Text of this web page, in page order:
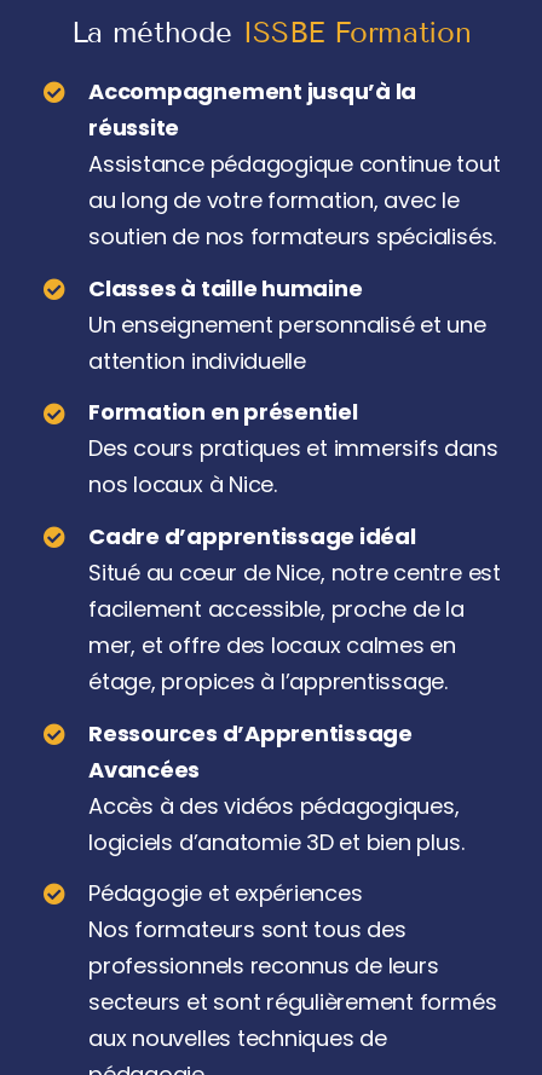
La méthode ISSBE Formation
Accompagnement jusqu’à la
réussite
Assistance pédagogique continue tout
au long de votre formation, avec le
soutien de nos formateurs spécialisés.
Classes à taille humaine
Un enseignement personnalisé et une
attention individuelle
Formation en présentiel
Des cours pratiques et immersifs dans
nos locaux à Nice.
Cadre d’apprentissage idéal
Situé au cœur de Nice, notre centre est
facilement accessible, proche de la
mer, et offre des locaux calmes en
étage, propices à l’apprentissage.
Ressources d’Apprentissage
Avancées
Accès à des vidéos pédagogiques,
logiciels d’anatomie 3D et bien plus.
Pédagogie et expériences
Nos formateurs sont tous des
professionnels reconnus de leurs
secteurs et sont régulièrement formés
aux nouvelles techniques de